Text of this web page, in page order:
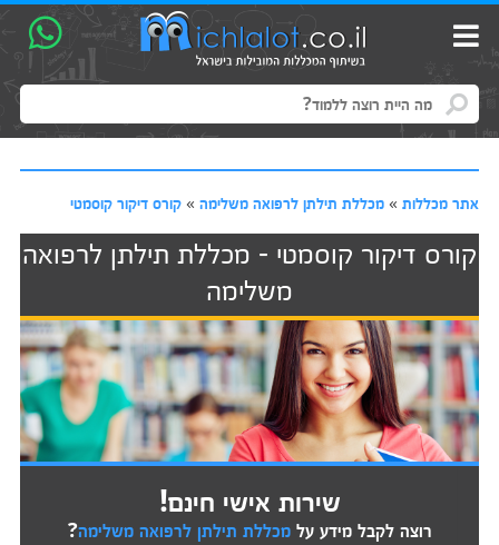
אתר מכללות» מכללת תילתן לרפואה משלימה» קורס דיקור קוסמטי
קורס דיקור קוסמטי - מכללת תילתן לרפואה
משלימה
שירות אישי חינם!
רוצה לקבל מידע עלמכללת תילתן לרפואה משלימה?